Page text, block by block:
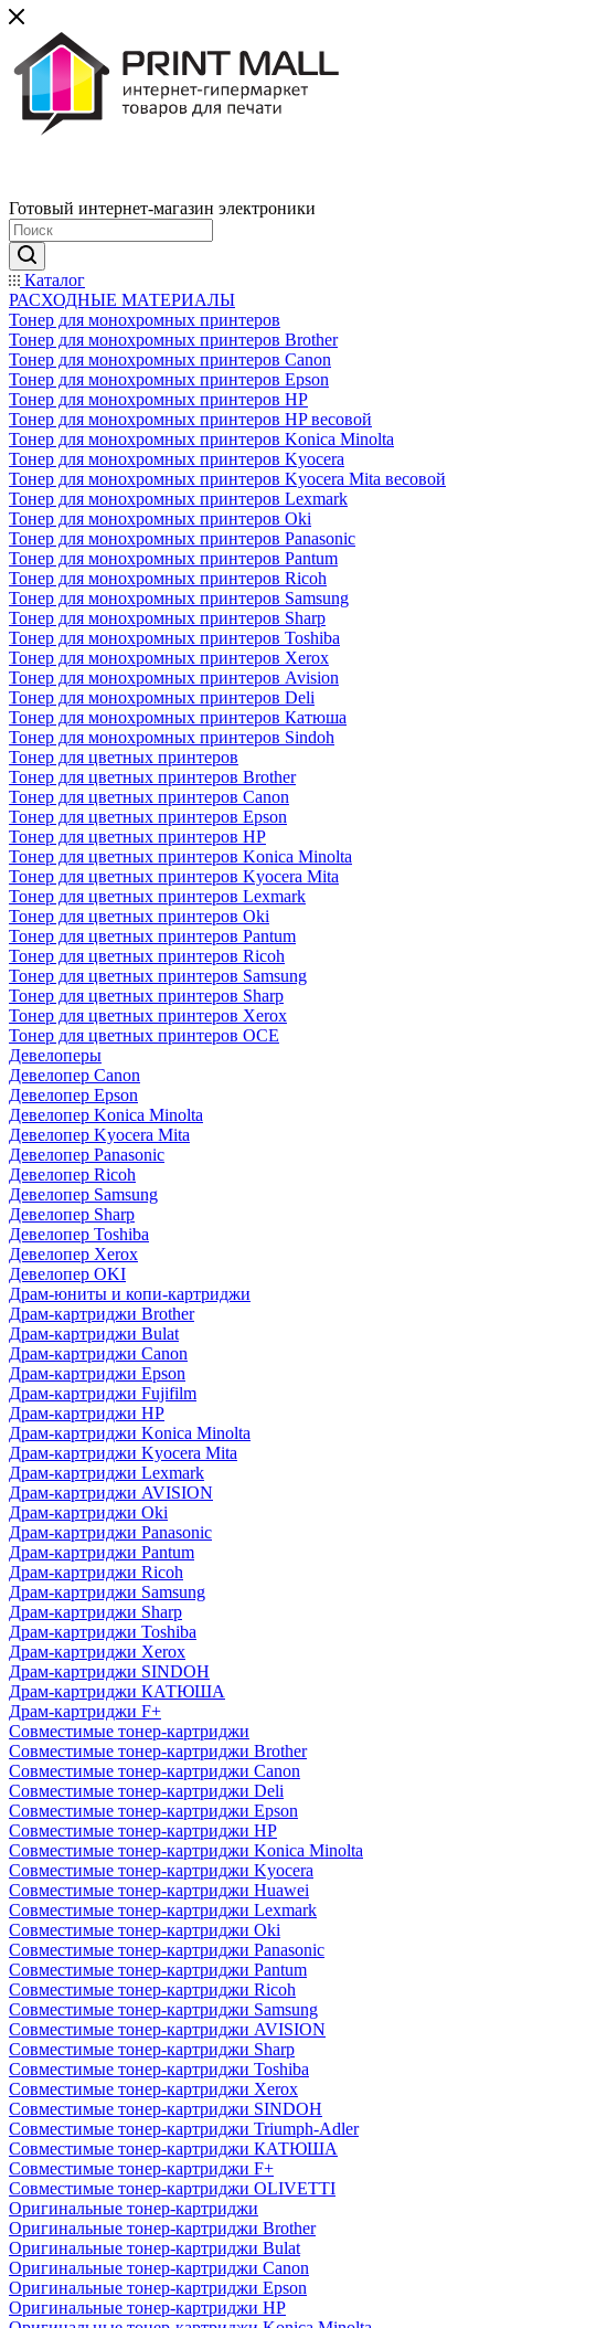
Готовый интернет-магазин электроники
Каталог
РАСХОДНЫЕ МАТЕРИАЛЫ
Тонер для монохромных принтеров
Тонер для монохромных принтеров Brother
Тонер для монохромных принтеров Canon
Тонер для монохромных принтеров Epson
Тонер для монохромных принтеров HP
Тонер для монохромных принтеров HP весовой
Тонер для монохромных принтеров Konica Minolta
Тонер для монохромных принтеров Kyocera
Тонер для монохромных принтеров Kyocera Mita весовой
Тонер для монохромных принтеров Lexmark
Тонер для монохромных принтеров Oki
Тонер для монохромных принтеров Panasonic
Тонер для монохромных принтеров Pantum
Тонер для монохромных принтеров Ricoh
Тонер для монохромных принтеров Samsung
Тонер для монохромных принтеров Sharp
Тонер для монохромных принтеров Toshiba
Тонер для монохромных принтеров Xerox
Тонер для монохромных принтеров Avision
Тонер для монохромных принтеров Deli
Тонер для монохромных принтеров Катюша
Тонер для монохромных принтеров Sindoh
Тонер для цветных принтеров
Тонер для цветных принтеров Brother
Тонер для цветных принтеров Canon
Тонер для цветных принтеров Epson
Тонер для цветных принтеров HP
Тонер для цветных принтеров Konica Minolta
Тонер для цветных принтеров Kyocera Mita
Тонер для цветных принтеров Lexmark
Тонер для цветных принтеров Oki
Тонер для цветных принтеров Pantum
Тонер для цветных принтеров Ricoh
Тонер для цветных принтеров Samsung
Тонер для цветных принтеров Sharp
Тонер для цветных принтеров Xerox
Тонер для цветных принтеров OCE
Девелоперы
Девелопер Canon
Девелопер Epson
Девелопер Konica Minolta
Девелопер Kyocera Mita
Девелопер Panasonic
Девелопер Ricoh
Девелопер Samsung
Девелопер Sharp
Девелопер Toshiba
Девелопер Xerox
Девелопер OKI
Драм-юниты и копи-картриджи
Драм-картриджи Brother
Драм-картриджи Bulat
Драм-картриджи Canon
Драм-картриджи Epson
Драм-картриджи Fujifilm
Драм-картриджи HP
Драм-картриджи Konica Minolta
Драм-картриджи Kyocera Mita
Драм-картриджи Lexmark
Драм-картриджи AVISION
Драм-картриджи Oki
Драм-картриджи Panasonic
Драм-картриджи Pantum
Драм-картриджи Ricoh
Драм-картриджи Samsung
Драм-картриджи Sharp
Драм-картриджи Toshiba
Драм-картриджи Xerox
Драм-картриджи SINDOH
Драм-картриджи КАТЮША
Драм-картриджи F+
Совместимые тонер-картриджи
Совместимые тонер-картриджи Brother
Совместимые тонер-картриджи Canon
Совместимые тонер-картриджи Deli
Совместимые тонер-картриджи Epson
Совместимые тонер-картриджи HP
Совместимые тонер-картриджи Konica Minolta
Совместимые тонер-картриджи Kyocera
Совместимые тонер-картриджи Huawei
Совместимые тонер-картриджи Lexmark
Совместимые тонер-картриджи Oki
Совместимые тонер-картриджи Panasonic
Совместимые тонер-картриджи Pantum
Совместимые тонер-картриджи Ricoh
Совместимые тонер-картриджи Samsung
Совместимые тонер-картриджи AVISION
Совместимые тонер-картриджи Sharp
Совместимые тонер-картриджи Toshiba
Совместимые тонер-картриджи Xerox
Совместимые тонер-картриджи SINDOH
Совместимые тонер-картриджи Triumph-Adler
Совместимые тонер-картриджи КАТЮША
Совместимые тонер-картриджи F+
Совместимые тонер-картриджи OLIVETTI
Оригинальные тонер-картриджи
Оригинальные тонер-картриджи Brother
Оригинальные тонер-картриджи Bulat
Оригинальные тонер-картриджи Canon
Оригинальные тонер-картриджи Epson
Оригинальные тонер-картриджи HP